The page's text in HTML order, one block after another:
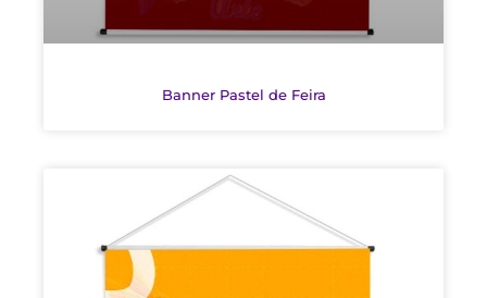
Banner Pastel de Feira